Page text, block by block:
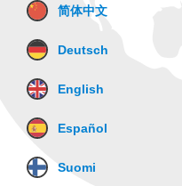
简体中文
Deutsch
English
Español
Suomi